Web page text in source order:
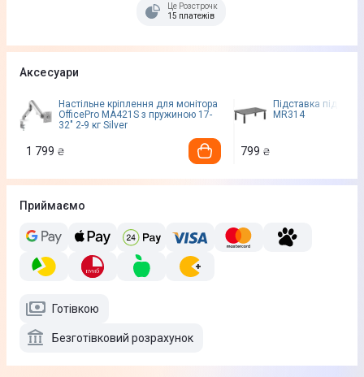
Це Розстрочка
15 платежів
Аксесуари
Настільне кріплення для монітора
OfficePro MA421S з пружиною 17-
32" 2-9 кг Silver
1 799 ₴
Підставка під
MR314
799 ₴
Приймаємо
Готівкою
Безготівковий розрахунок